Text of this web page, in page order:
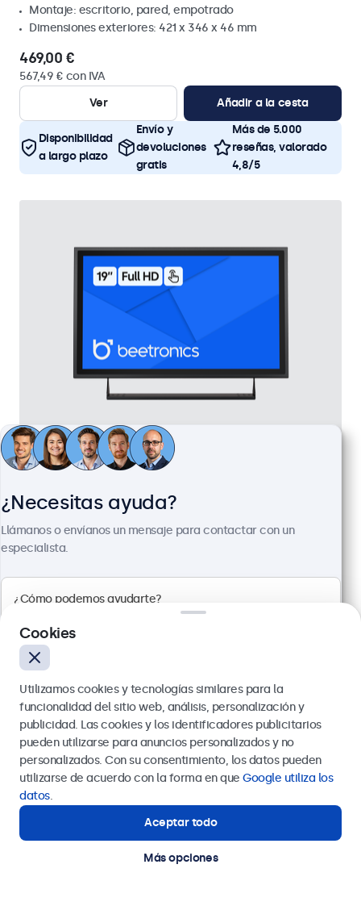
Montaje: escritorio, pared, empotrado
Dimensiones exteriores: 421 x 346 x 46 mm
469,00 €
567,49 € con IVA
Ver
Añadir a la cesta
Disponibilidad
a largo plazo
Envío y
devoluciones
gratis
Más de 5.000
reseñas, valorado
4,8/5
Pantalla Táctil Metálica de 19"
Referencia:19TS7M
Panel multitáctil Full HD
Dimensiones exteriores: 481 x 294 x 45 mm
569,00 €
688,49 € con IVA
¿Necesitas ayuda?
Llámanos o envíanos un mensaje para contactar con un
especialista.
Enviar
Estamos aquí para ayudarte.
Cookies
Utilizamos cookies y tecnologías similares para la
funcionalidad del sitio web, análisis, personalización y
publicidad. Las cookies y los identificadores publicitarios
pueden utilizarse para anuncios personalizados y no
personalizados. Con su consentimiento, los datos pueden
utilizarse de acuerdo con la forma en que Google utiliza los
datos.
Aceptar todo
Más opciones